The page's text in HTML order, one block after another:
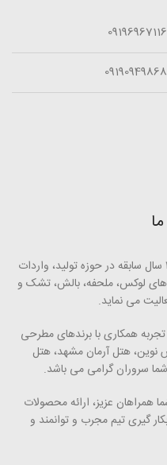
09196967116
09190949868
با بیش از ۱۰ سال سابقه در حوزه تولید، واردات
های لوکس، ملحفه، بالش، تشک و
می ­نماید.
تجربه همکاری با برندهای مطرحی
هتل آرمان مشهد، هتل
سروران گرامی می ­باشد.
همراهان عزیز، ارائه محصولات
گیری تیم مجرب و توانمند و